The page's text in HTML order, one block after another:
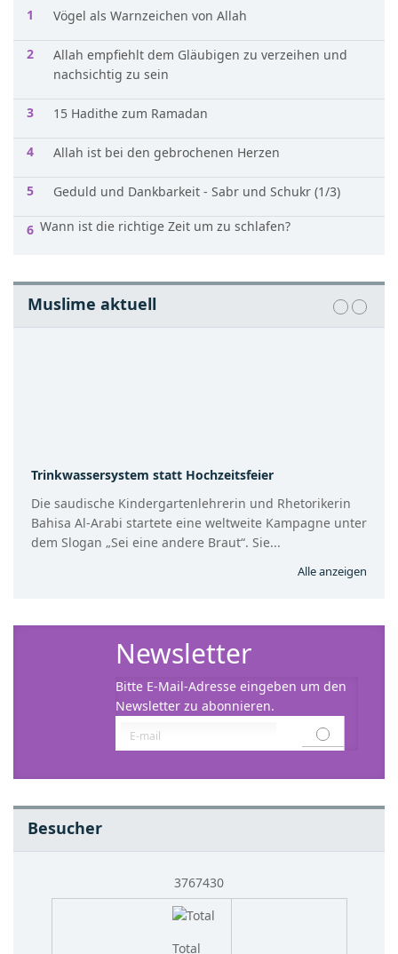
Vögel als Warnzeichen von Allah
Allah empfiehlt dem Gläubigen zu verzeihen und
nachsichtig zu sein
15 Hadithe zum Ramadan
Allah ist bei den gebrochenen Herzen
Geduld und Dankbarkeit - Sabr und Schukr (1/3)
Wann ist die richtige Zeit um zu schlafen?
Muslime aktuell
Trinkwassersystem statt Hochzeitsfeier
Die saudische Kindergartenlehrerin und Rhetorikerin
Bahisa Al-Arabi startete eine weltweite Kampagne unter
dem Slogan „Sei eine andere Braut“. Sie...
Alle anzeigen
Newsletter
Bitte E-Mail-Adresse eingeben um den
Newsletter zu abonnieren.
Besucher
3767430
Total